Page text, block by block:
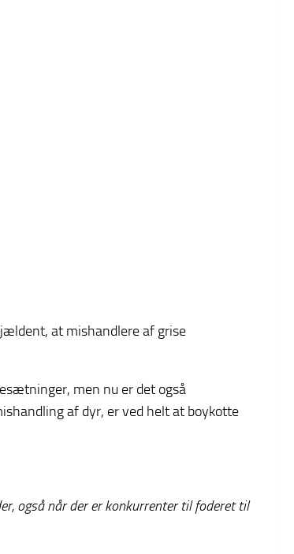
at mishandlere af grise
men nu er det også
af dyr, er ved helt at boykotte
også når der er konkurrenter til foderet til